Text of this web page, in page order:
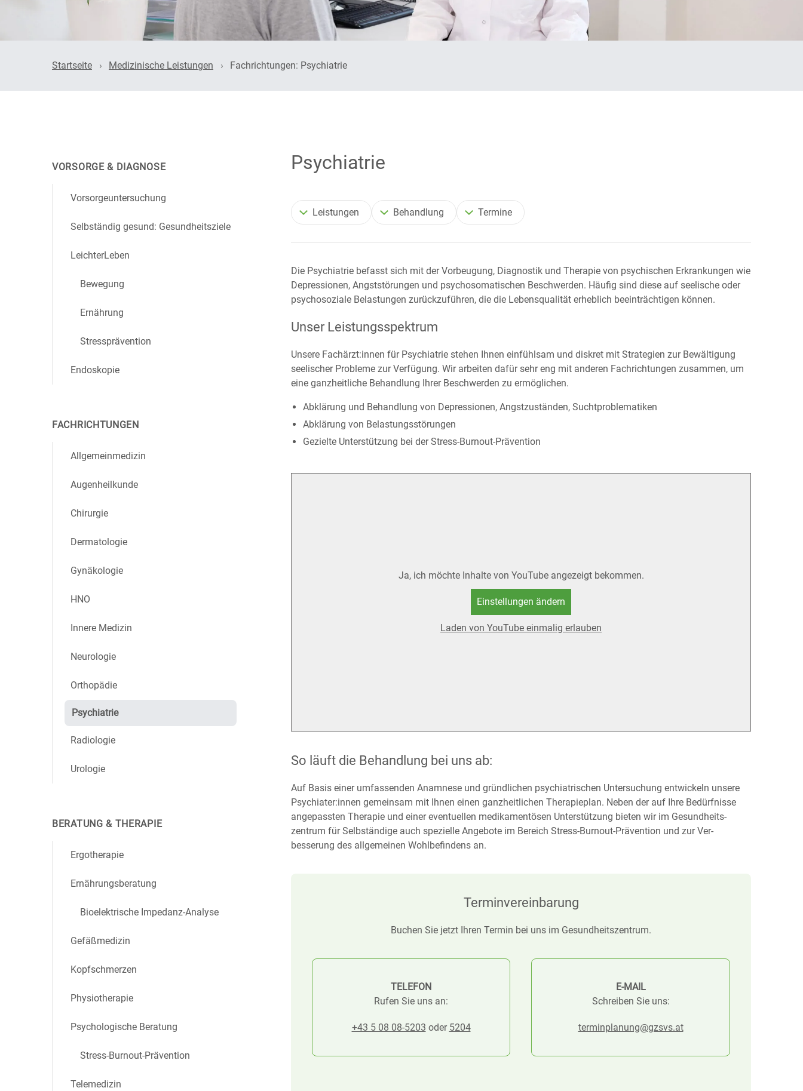
Startseite Medizinische Leistungen Fachrichtungen Psychiatrie
Psychiatrie
Leistungen Behandlung Termine
Die Psychiatrie befasst sich mit der Vorbeugung, Diagnostik und Therapie von psychischen Er­krankungen wie
Depressionen, Angst­störungen und psycho­somatischen Be­schwerden. Häufig sind diese auf seelische oder
psycho­soziale Be­lastungen zurück­zu­führen, die die Lebens­qualität er­heblich be­einträchtigen können.
Unser Leistungsspektrum
Unsere Fachärzt:innen für Psychiatrie stehen Ihnen einfühl­sam und diskret mit Strategien zur Be­wältigung
seelischer Probleme zur Ver­fügung. Wir arbeiten dafür sehr eng mit anderen Fach­richtungen zu­sammen, um
eine ganz­heitliche Be­handlung Ihrer Beschwerden zu er­möglichen.
Abklärung und Behandlung von Depressionen, Angst­zu­ständen, Sucht­problematiken
Abklärung von Belastungs­störungen
Gezielte Unterstützung bei der Stress-Burnout-Prävention
Ja, ich möchte Inhalte von YouTube angezeigt bekommen.
Einstellungen ändern
Laden von YouTube einmalig erlauben
So läuft die Behandlung bei uns ab:
Auf Basis einer umfassenden Anamnese und gründ­lichen psychiatrischen Unter­suchung ent­wickeln unsere
Psychiater:innen gemeinsam mit Ihnen einen ganz­heitlichen Therapie­plan. Neben der auf Ihre Bedürfnisse
an­ge­passten Therapie und einer eventuellen medikamentösen Unter­stützung bieten wir im Gesund­heits­
zentrum für Selbständige auch spezielle Angebote im Bereich Stress-Burnout-Prävention und zur Ver­
besserung des all­gemeinen Wohl­befindens an.
Terminvereinbarung
Buchen Sie jetzt Ihren Termin bei uns im Gesundheitszentrum.
TELEFON
Rufen Sie uns an:
+43 5 08 08-5203 oder 5204
E-MAIL
Schreiben Sie uns:
terminplanung@gzsvs.at
VORSORGE & DIAGNOSE
Vorsorgeuntersuchung
Selbständig gesund: Gesundheitsziele
LeichterLeben
Bewegung
Ernährung
Stressprävention
Endoskopie
FACHRICHTUNGEN
Allgemeinmedizin
Augenheilkunde
Chirurgie
Dermatologie
Gynäkologie
HNO
Innere Medizin
Neurologie
Orthopädie
Psychiatrie
Radiologie
Urologie
BERATUNG & THERAPIE
Ergotherapie
Ernährungsberatung
Bioelektrische Impedanz-Analyse
Gefäßmedizin
Kopfschmerzen
Physiotherapie
Psychologische Beratung
Stress-Burnout-Prävention
Telemedizin
Endoskopie
Physiotherapie
Herzschrittmacher-
Telemonitoring
Presse